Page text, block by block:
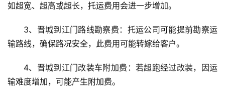
如超宽、超高或超长，托运费用会进一步增加。
3、晋城到江门路线勘察费：托运公司可能提前勘察运
输路线，确保路况安全，此费用可能转嫁给客户。
4、晋城到江门改装车附加费：若超跑经过改装，因运
输难度增加，可能产生附加费。